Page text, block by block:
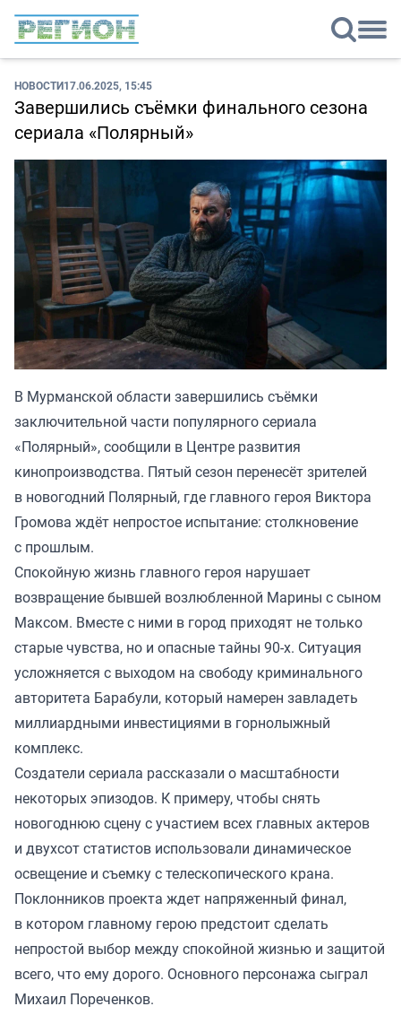
НОВОСТИ17.06.2025, 15:45
Завершились съёмки финального сезона
сериала «Полярный»
В Мурманской области завершились съёмки
заключительной части популярного сериала
«Полярный», сообщили в Центре развития
кинопроизводства. Пятый сезон перенесёт зрителей
в новогодний Полярный, где главного героя Виктора
Громова ждёт непростое испытание: столкновение
с прошлым.
Спокойную жизнь главного героя нарушает
возвращение бывшей возлюбленной Марины с сыном
Максом. Вместе с ними в город приходят не только
старые чувства, но и опасные тайны 90-х. Ситуация
усложняется с выходом на свободу криминального
авторитета Барабули, который намерен завладеть
миллиардными инвестициями в горнолыжный
комплекс.
Создатели сериала рассказали о масштабности
некоторых эпизодов. К примеру, чтобы снять
новогоднюю сцену с участием всех главных актеров
и двухсот статистов использовали динамическое
освещение и съемку с телескопического крана.
Поклонников проекта ждет напряженный финал,
в котором главному герою предстоит сделать
непростой выбор между спокойной жизнью и защитой
всего, что ему дорого. Основного персонажа сыграл
Михаил Пореченков.